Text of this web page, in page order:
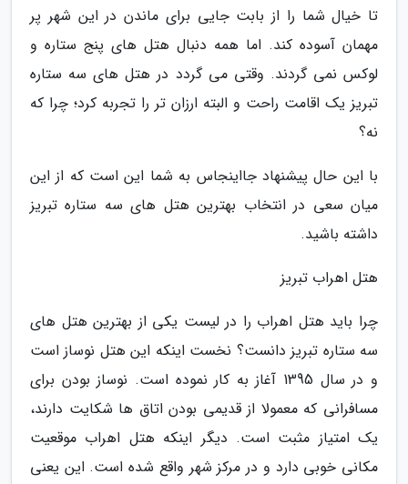
تا خیال شما را از بابت جایی برای ماندن در این شهر پر
مهمان آسوده کند. اما همه دنبال هتل های پنج ستاره و
لوکس نمی گردند. وقتی می گردد در هتل های سه ستاره
تبریز یک اقامت راحت و البته ارزان تر را تجربه کرد؛ چرا که
نه؟
با این حال پیشنهاد جااینجاس به شما این است که از این
میان سعی در انتخاب بهترین هتل های سه ستاره تبریز
داشته باشید.
هتل اهراب تبریز
چرا باید هتل اهراب را در لیست یکی از بهترین هتل های
سه ستاره تبریز دانست؟ نخست اینکه این هتل نوساز است
و در سال 1395 آغاز به کار نموده است. نوساز بودن برای
مسافرانی که معمولا از قدیمی بودن اتاق ها شکایت دارند،
یک امتیاز مثبت است. دیگر اینکه هتل اهراب موقعیت
مکانی خوبی دارد و در مرکز شهر واقع شده است. این یعنی